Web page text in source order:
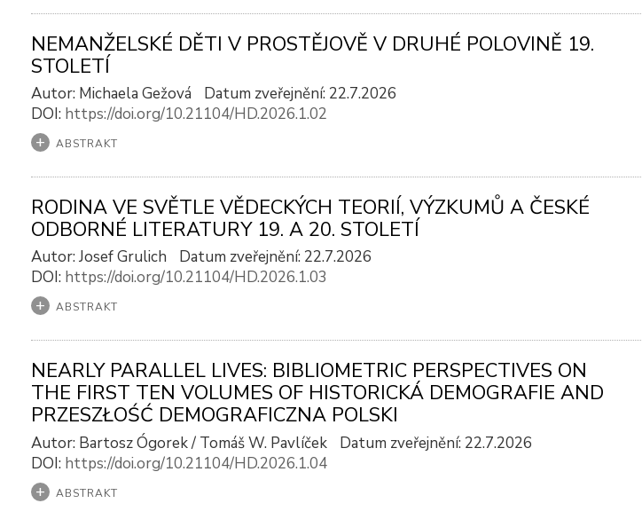
NEMANŽELSKÉ DĚTI V PROSTĚJOVĚ V DRUHÉ POLOVINĚ 19.
STOLETÍ
Autor: Michaela Gežová
Datum zveřejnění: 22.7.2026
DOI: https://doi.org/10.21104/HD.2026.1.02
ABSTRAKT
RODINA VE SVĚTLE VĚDECKÝCH TEORIÍ, VÝZKUMŮ A ČESKÉ
ODBORNÉ LITERATURY 19. A 20. STOLETÍ
Autor: Josef Grulich
Datum zveřejnění: 22.7.2026
DOI: https://doi.org/10.21104/HD.2026.1.03
ABSTRAKT
NEARLY PARALLEL LIVES: BIBLIOMETRIC PERSPECTIVES ON
THE FIRST TEN VOLUMES OF HISTORICKÁ DEMOGRAFIE AND
PRZESZŁOŚĆ DEMOGRAFICZNA POLSKI
Autor: Bartosz Ógorek / Tomáš W. Pavlíček
Datum zveřejnění: 22.7.2026
DOI: https://doi.org/10.21104/HD.2026.1.04
ABSTRAKT